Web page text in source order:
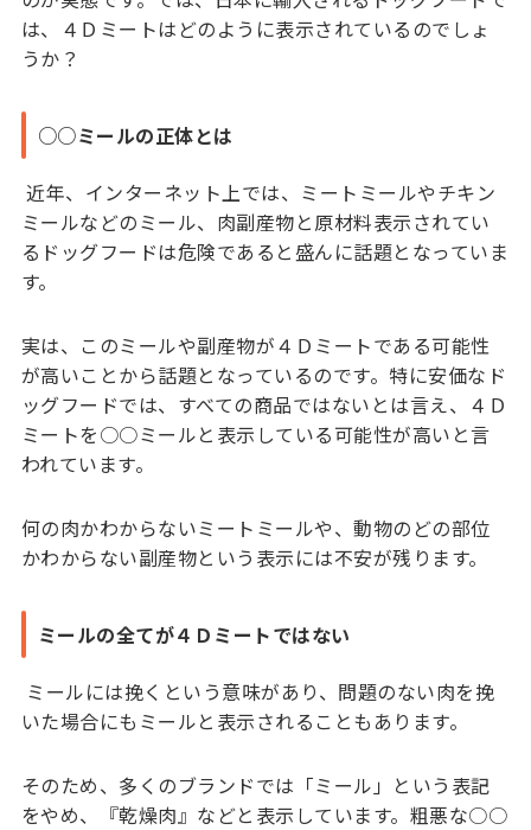
は、４Ｄミートはどのように表示されているのでしょ
うか？
○○ミールの正体とは
近年、インターネット上では、ミートミールやチキン
ミールなどのミール、肉副産物と原材料表示されてい
るドッグフードは危険であると盛んに話題となっていま
す。
実は、このミールや副産物が４Ｄミートである可能性
が高いことから話題となっているのです。特に安価なド
ッグフードでは、すべての商品ではないとは言え、４Ｄ
ミートを○○ミールと表示している可能性が高いと言
われています。
何の肉かわからないミートミールや、動物のどの部位
かわからない副産物という表示には不安が残ります。
ミールの全てが４Ｄミートではない
ミールには挽くという意味があり、問題のない肉を挽
いた場合にもミールと表示されることもあります。
そのため、多くのブランドでは「ミール」という表記
をやめ、『乾燥肉』などと表示しています。粗悪な○○